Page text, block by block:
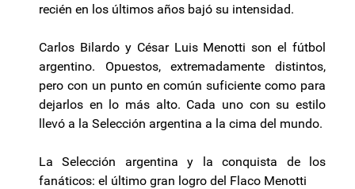
recién en los últimos años bajó su intensidad.
Carlos Bilardo y César Luis Menotti son el fútbol
argentino. Opuestos, extremadamente distintos,
pero con un punto en común suficiente como para
dejarlos en lo más alto. Cada uno con su estilo
llevó a la Selección argentina a la cima del mundo.
La Selección argentina y la conquista de los
fanáticos: el último gran logro del Flaco Menotti